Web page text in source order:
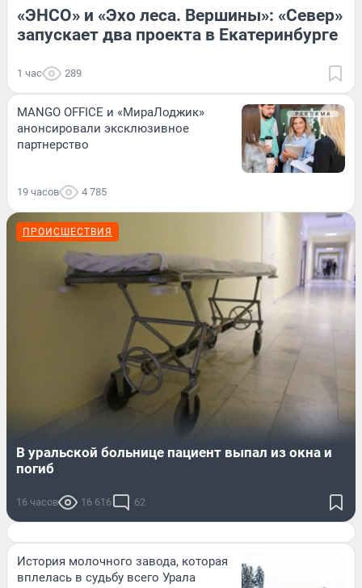
«ЭНСО» и «Эхо леса. Вершины»: «Север»
запускает два проекта в Екатеринбурге
1 час 289
MANGO OFFICE и «МираЛоджик»
анонсировали эксклюзивное
партнерство
19 часов 4 785
ПРОИСШЕСТВИЯ
В уральской больнице пациент выпал из окна и
погиб
16 часов 16 616 62
История молочного завода, которая
вплелась в судьбу всего Урала